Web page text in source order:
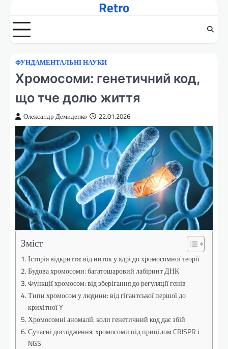
вмісту
Retro
ФУНДАМЕНТАЛЬНІ НАУКИ
Хромосоми: генетичний код,
що тче долю життя
Олександр Демиденко 22.01.2026
Зміст
Історія відкриття: від ниток у ядрі до хромосомної теорії
Будова хромосоми: багатошаровий лабіринт ДНК
Функції хромосом: від зберігання до регуляції генів
Типи хромосом у людини: від гігантської першої до
крихітної Y
Хромосомні аномалії: коли генетичний код дає збій
Сучасні дослідження: хромосоми під прицілом CRISPR і
NGS